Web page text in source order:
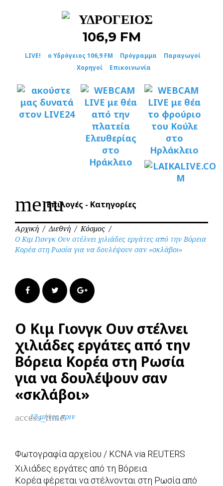
LIVE! ο Υδρόγειος 106,9 FM Πρόγραμμα
Παραγωγοί
Χορηγοί
Επικοινωνία
menuΕπιλογές - Κατηγορίες
Αρχική / Διεθνή / Κόσμος /
Ο Κιμ Γιονγκ Ουν στέλνει χιλιάδες εργάτες από την Βόρεια
Κορέα στη Ρωσία για να δουλέψουν σαν «σκλάβοι»
FacebookTwitter Google+
Ο Κιμ Γιονγκ Ουν στέλνει
χιλιάδες εργάτες από την
Βόρεια Κορέα στη Ρωσία
για να δουλέψουν σαν
«σκλάβοι»
access_time
12 μήνες πριν
Φωτογραφία αρχείου / KCNA via REUTERS
Χιλιάδες εργάτες από τη Βόρεια
Κορέα φέρεται να στέλνονται στη Ρωσία από